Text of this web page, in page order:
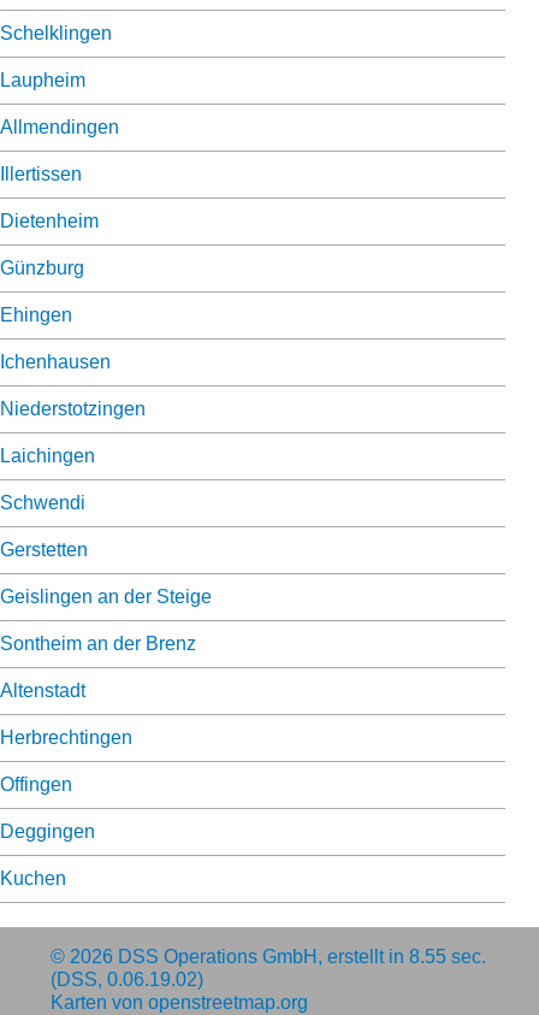
Schelklingen
Laupheim
Allmendingen
Illertissen
Dietenheim
Günzburg
Ehingen
Ichenhausen
Niederstotzingen
Laichingen
Schwendi
Gerstetten
Geislingen an der Steige
Sontheim an der Brenz
Altenstadt
Herbrechtingen
Offingen
Deggingen
Kuchen
© 2026 DSS Operations GmbH , erstellt in 8.55 sec.
(DSS, 0.06.19.02)
Karten von openstreetmap.org